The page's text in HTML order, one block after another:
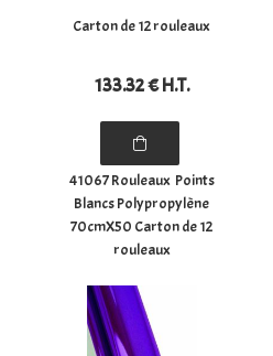
Carton de 12 rouleaux
133.32€ H.T.
41067 Rouleaux Points
Blancs Polypropylène
70cmX50 Carton de 12
rouleaux